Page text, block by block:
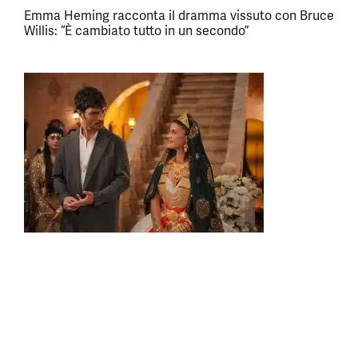
Emma Heming racconta il dramma vissuto con Bruce
Willis: “È cambiato tutto in un secondo”